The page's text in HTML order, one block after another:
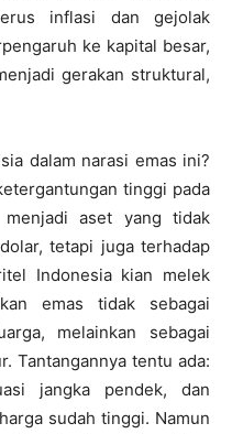
inflasi dan gejolak
ke kapital besar,
gerakan struktural,
dalam narasi emas ini?
tinggi pada
aset yang tidak
tetapi juga terhadap
Indonesia kian melek
emas tidak sebagai
melainkan sebagai
Tantangannya tentu ada:
jangka pendek, dan
sudah tinggi. Namun